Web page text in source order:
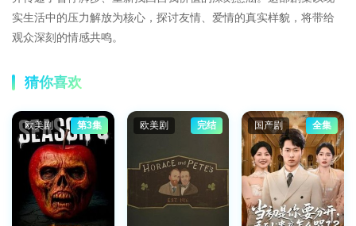
实生活中的压力解放为核心，探讨友情、爱情的真实样貌，将带给
观众深刻的情感共鸣。
猜你喜欢
欧美剧 第3集 欧美剧 完结 国产剧 全集